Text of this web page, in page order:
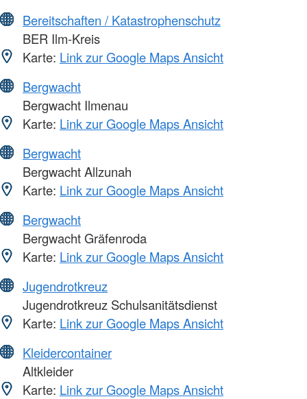
Bereitschaften / Katastrophenschutz
BER Ilm-Kreis
Karte: Link zur Google Maps Ansicht
Bergwacht
Bergwacht Ilmenau
Karte: Link zur Google Maps Ansicht
Bergwacht
Bergwacht Allzunah
Karte: Link zur Google Maps Ansicht
Bergwacht
Bergwacht Gräfenroda
Karte: Link zur Google Maps Ansicht
Jugendrotkreuz
Jugendrotkreuz Schulsanitätsdienst
Karte: Link zur Google Maps Ansicht
Kleidercontainer
Altkleider
Karte: Link zur Google Maps Ansicht